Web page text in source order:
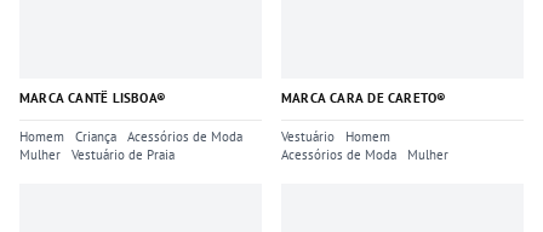
MARCA CANTÊ LISBOA®
Homem Criança
Acessórios de Moda
Mulher
Vestuário de Praia
MARCA CARA DE CARETO®
Vestuário
Homem
Acessórios de Moda
Mulher